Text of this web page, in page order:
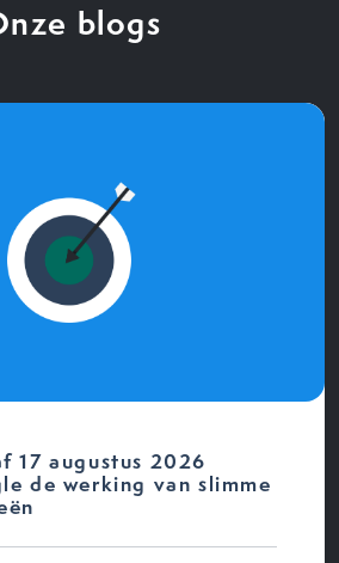
blogs
17 augustus 2026
de werking van slimme